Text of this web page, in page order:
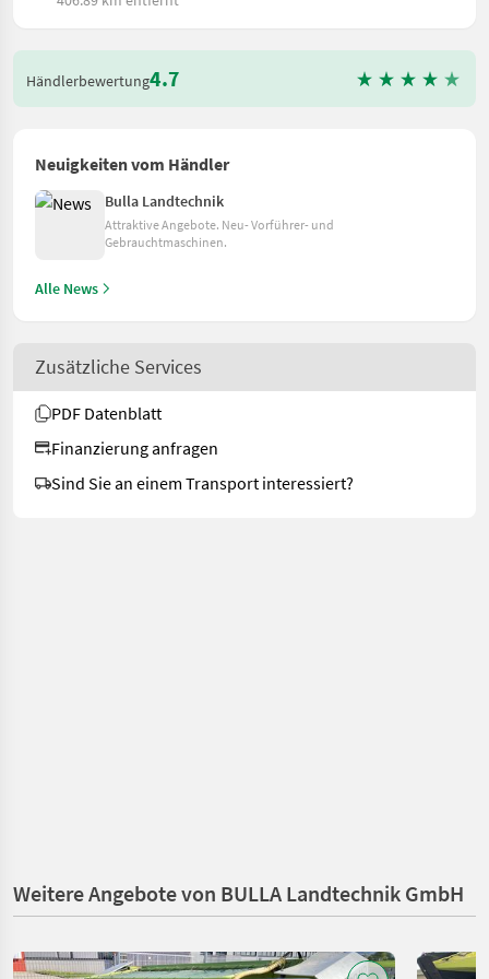
Händlerbewertung4.7
Neuigkeiten vom Händler
Bulla Landtechnik
Attraktive Angebote. Neu- Vorführer- und
Gebrauchtmaschinen.
Alle News
Zusätzliche Services
PDF Datenblatt
Finanzierung anfragen
Sind Sie an einem Transport interessiert?
Weitere Angebote von BULLA Landtechnik GmbH